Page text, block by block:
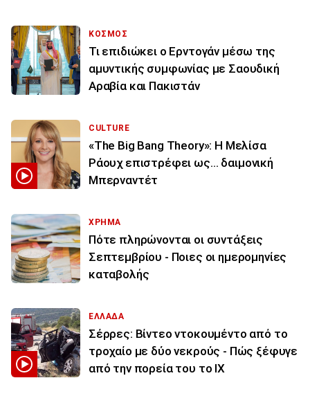
ΚΟΣΜΟΣ
Τι επιδιώκει ο Ερντογάν μέσω της
αμυντικής συμφωνίας με Σαουδική
Αραβία και Πακιστάν
CULTURE
«The Big Bang Theory»: Η Μελίσα
Ράουχ επιστρέφει ως… δαιμονική
Μπερναντέτ
ΧΡΗΜΑ
Πότε πληρώνονται οι συντάξεις
Σεπτεμβρίου - Ποιες οι ημερομηνίες
καταβολής
ΕΛΛΑΔΑ
Σέρρες: Βίντεο ντοκουμέντο από το
τροχαίο με δύο νεκρούς - Πώς ξέφυγε
από την πορεία του το ΙΧ